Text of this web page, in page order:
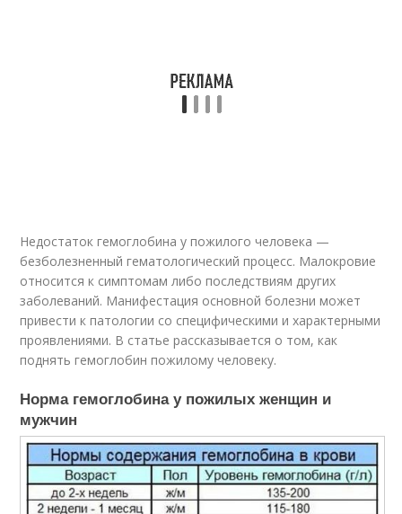
Недостаток гемоглобина у пожилого человека —
безболезненный гематологический процесс. Малокровие
относится к симптомам либо последствиям других
заболеваний. Манифестация основной болезни может
привести к патологии со специфическими и характерными
проявлениями. В статье рассказывается о том, как
поднять гемоглобин пожилому человеку.
Норма гемоглобина у пожилых женщин и
мужчин